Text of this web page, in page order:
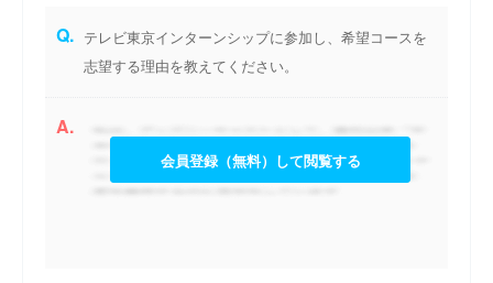
Q. テレビ東京インターンシップに参加し、希望コースを
志望する理由を教えてください。
A.
会員登録（無料）して閲覧する